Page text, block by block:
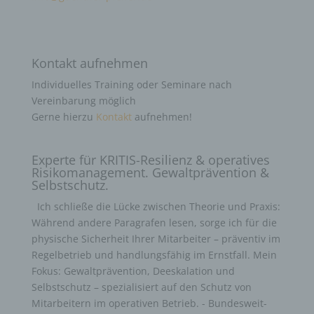
Kontakt aufnehmen
Individuelles Training oder Seminare nach
Vereinbarung möglich
Gerne hierzu Kontaktaufnehmen!
Experte für KRITIS-Resilienz & operatives
Risikomanagement. Gewaltprävention &
Selbstschutz.
Ich schließe die Lücke zwischen Theorie und Praxis:
Während andere Paragrafen lesen, sorge ich für die
physische Sicherheit Ihrer Mitarbeiter – präventiv im
Regelbetrieb und handlungsfähig im Ernstfall. Mein
Fokus: Gewaltprävention, Deeskalation und
Selbstschutz – spezialisiert auf den Schutz von
Mitarbeitern im operativen Betrieb. - Bundesweit-